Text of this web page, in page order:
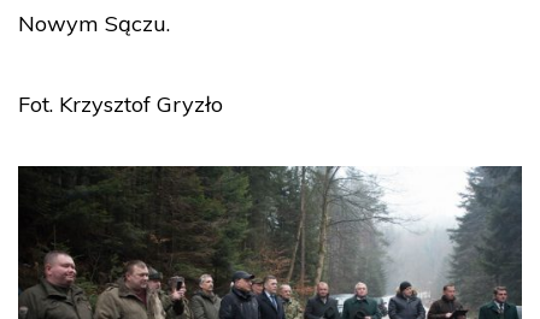
Nowym Sączu.
Fot. Krzysztof Gryzło